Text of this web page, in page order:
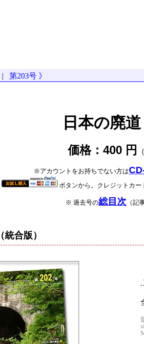
| 第203号 》
日本の廃
価格：400 円
※アカウントをお持ちでない方は
ボタンから。クレジットカー
※ 過去号の総目次 （記
（統合版）